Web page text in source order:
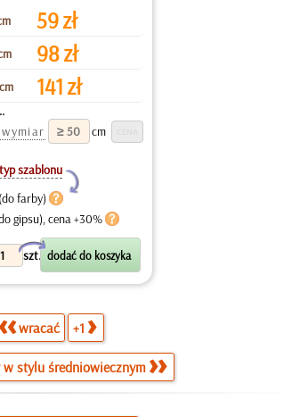
59zł
98zł
141zł
cm
typ szablonu
Y
farby)
gipsu), cena +30%
szt.
X
wracać +1
stylu średniowiecznym